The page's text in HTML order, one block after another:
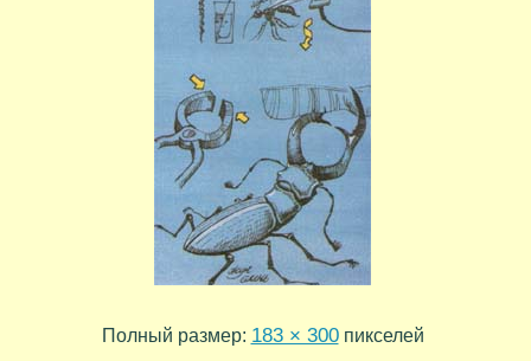
Полный размер: 183 × 300пикселей